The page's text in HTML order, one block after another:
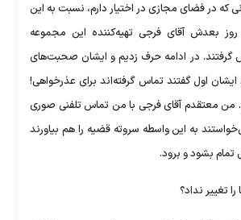
که در فضای مجازی در اختیار دارم، نسبت به این
بعدش آقای فرجی تهیه‌کننده این مجموعه
گرفتند. در ادامه حرف زدیم و ایشان صحبت‌های
اول گفتند تماس گرفته‌اند برای عذرخواهی!
معتقدم آقای فرجی با من تماس تلفنی صوری
به این واسطه سروته قضیه را هم بیاورند
تمام بشود و برود.
تغییر نداد؟